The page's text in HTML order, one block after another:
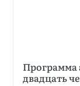
Программа
двадцать